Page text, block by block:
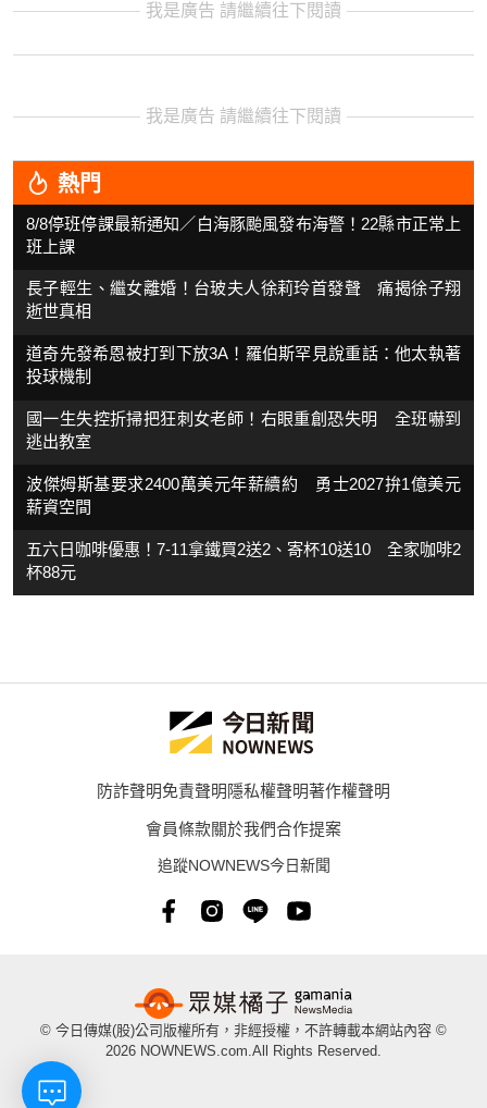
我是廣告 請繼續往下閱讀
我是廣告 請繼續往下閱讀
熱門
8/8停班停課最新通知／白海豚颱風發布海警！22縣市正常上
班上課
長子輕生、繼女離婚！台玻夫人徐莉玲首發聲 痛揭徐子翔
逝世真相
道奇先發希恩被打到下放3A！羅伯斯罕見說重話：他太執著
投球機制
國一生失控折掃把狂刺女老師！右眼重創恐失明 全班嚇到
逃出教室
波傑姆斯基要求2400萬美元年薪續約 勇士2027拚1億美元
薪資空間
五六日咖啡優惠！7-11拿鐵買2送2、寄杯10送10 全家咖啡2
杯88元
防詐聲明免責聲明隱私權聲明著作權聲明
會員條款關於我們合作提案
追蹤NOWNEWS今日新聞
© 今日傳媒(股)公司版權所有，非經授權，不許轉載本網站內容 ©
2026 NOWNEWS.com.All Rights Reserved.